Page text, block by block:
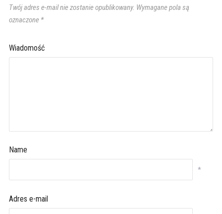
Twój adres e-mail nie zostanie opublikowany. Wymagane pola są
oznaczone *
Wiadomość
Name
*
Adres e-mail